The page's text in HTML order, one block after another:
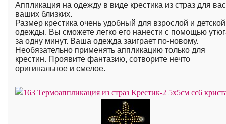
Аппликация на одежду в виде крестика из страз для
ваших близких.
Размер крестика очень удобный для взрослой и детской
одежды. Вы сможете легко его нанести с помощью
за одну минут. Ваша одежда заиграет по-новому.
Необязательно применять аппликацию только для
крестин. Проявите фантазию, сотворите нечто
оригинальное и смелое.